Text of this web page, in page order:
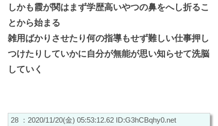
しかも霞が関はまず学歴高いやつの鼻をへし折るこ
とから始まる
雑用ばかりさせたり何の指導もせず難しい仕事押し
つけたりしていかに自分が無能が思い知らせて洗脳
していく
28 ：2020/11/20(金) 05:53:12.62 ID:G3hCBqhy0.net